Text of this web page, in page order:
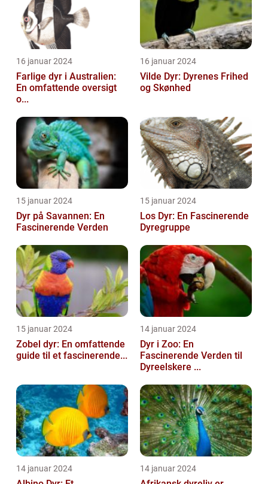
16 januar 2024
Farlige dyr i Australien:
En omfattende oversigt
o...
16 januar 2024
Vilde Dyr: Dyrenes Frihed
og Skønhed
15 januar 2024
Dyr på Savannen: En
Fascinerende Verden
15 januar 2024
Los Dyr: En Fascinerende
Dyregruppe
15 januar 2024
Zobel dyr: En omfattende
guide til et fascinerende...
14 januar 2024
Dyr i Zoo: En
Fascinerende Verden til
Dyreelskere ...
14 januar 2024 14 januar 2024